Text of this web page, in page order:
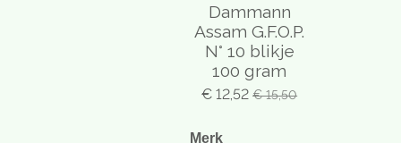
Dammann
Assam G.F.O.P.
N° 10 blikje
100 gram
€ 12,52 € 15,50
Merk